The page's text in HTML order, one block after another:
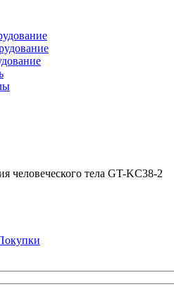
человеческого тела GT-KC38-2